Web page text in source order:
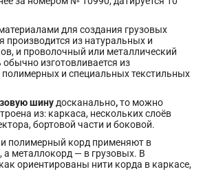
для создания грузовых
производится из натуральных и
и проволочный или металлический
изготовливается из
полимерных и специальных текстильных
шину досканально,то можно
из: каркаса, нескольких слоёв
бортовой части и боковой.
полимерный корд применяют в
а металлокорд — в грузовых. В
ориентированы нити корда в каркасе,